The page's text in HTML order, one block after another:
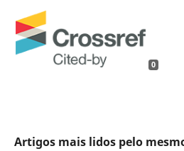
0
Artigos mais lidos pelo